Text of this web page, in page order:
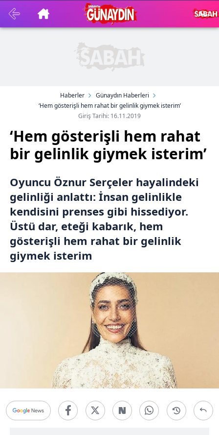
Haberler
Günaydın Haberleri
‘Hem gösterişli hem rahat bir gelinlik giymek isterim’
Giriş Tarihi: 16.11.2019
‘Hem gösterişli hem rahat
bir gelinlik giymek isterim’
Oyuncu Öznur Serçeler hayalindeki
gelinliği anlattı: İnsan gelinlikle
kendisini prenses gibi hissediyor.
Üstü dar, eteği kabarık, hem
gösterişli hem rahat bir gelinlik
giymek isterim